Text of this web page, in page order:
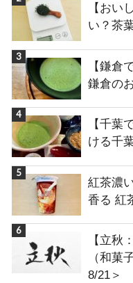
【おい
い？茶
【鎌倉
鎌倉の
【千葉
ける千
紅茶濃
香る 紅
【立秋
（和菓
8/21＞